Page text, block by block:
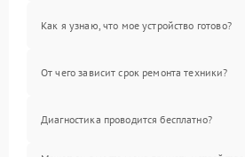
Как я узнаю, что мое устройство готово?
От чего зависит срок ремонта техники?
Диагностика проводится бесплатно?